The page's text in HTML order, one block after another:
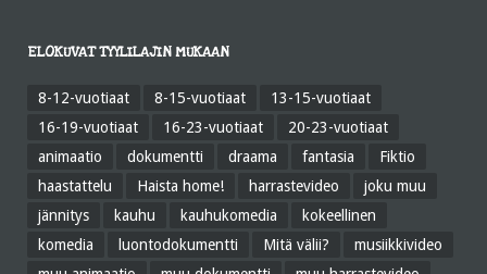
ELOKUVAT TYYLILAJIN MUKAAN
8-12-vuotiaat 8-15-vuotiaat
13-15-vuotiaat
16-19-vuotiaat
16-23-vuotiaat
20-23-vuotiaat
animaatio
dokumentti draama fantasia
Fiktio
haastattelu
Haista home! harrastevideo
joku muu
jännitys
kauhu kauhukomedia
kokeellinen
komedia
luontodokumentti Mitä välii?
musiikkivideo